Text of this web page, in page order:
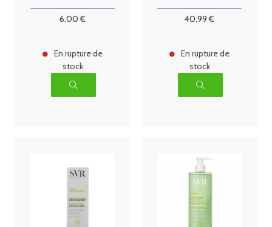
6.00 €
En rupture de
stock
40.99 €
En rupture de
stock